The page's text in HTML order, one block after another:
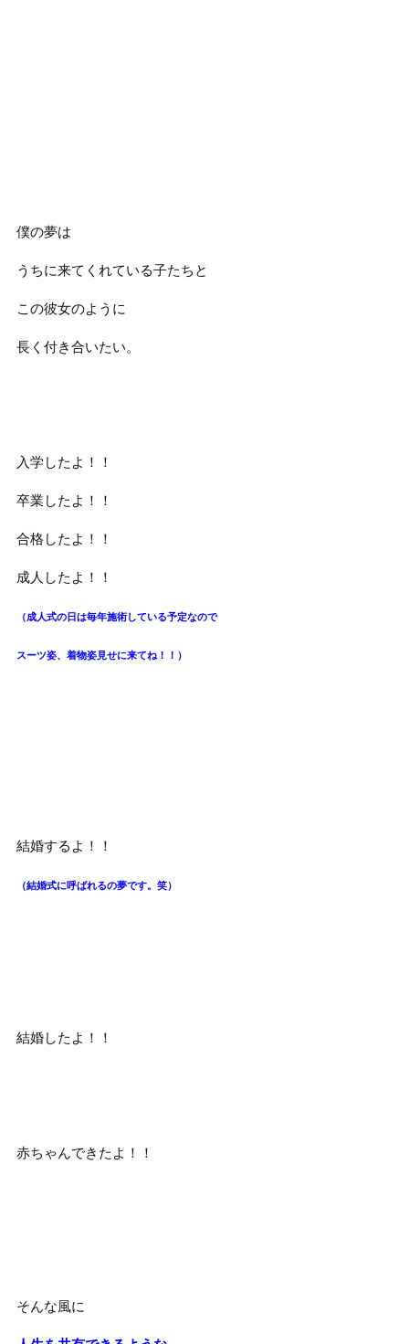
僕の夢は
うちに来てくれている子たちと
この彼女のように
長く付き合いたい。
入学したよ！！
卒業したよ！！
合格したよ！！
成人したよ！！
（成人式の日は毎年施術している予定なので
スーツ姿、着物姿見せに来てね！！）
結婚するよ！！
（結婚式に呼ばれるの夢です。笑）
結婚したよ！！
赤ちゃんできたよ！！
そんな風に